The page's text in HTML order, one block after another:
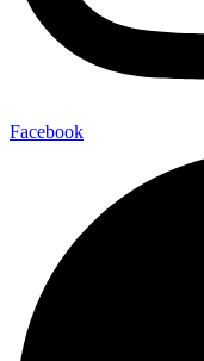
Facebook